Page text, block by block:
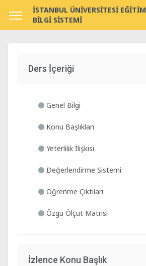
İSTANBUL ÜNİVERSİTESİ EĞİTİM
BİLGİ SİSTEMİ
Ders İçeriği
Genel Bilgi
Konu Başlıkları
Yeterlilik İlişkisi
Değerlendirme Sistemi
Öğrenme Çıktıları
Özgü Ölçüt Matrisi
İzlence Konu Başlık